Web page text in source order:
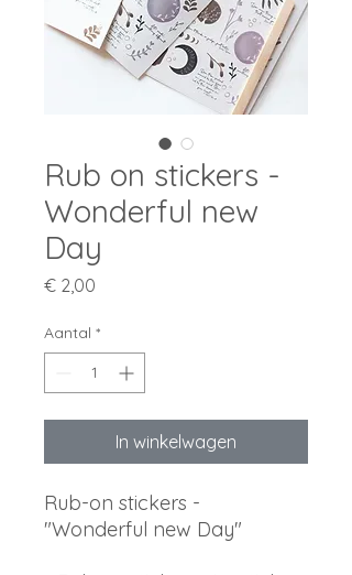
Rub on stickers -
Wonderful new
Day
€ 2,00
Aantal *
In winkelwagen
Rub-on stickers -
"Wonderful new Day"